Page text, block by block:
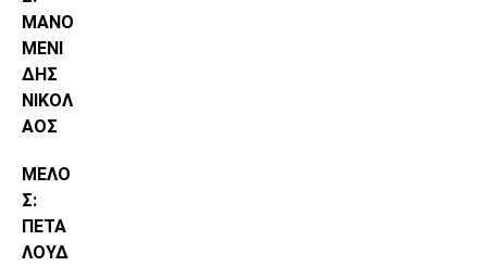
ΜΑΝΟ
ΜΕΝΙ
ΔΗΣ
ΝΙΚΟΛ
ΑΟΣ
ΜΕΛΟ
Σ:
ΠΕΤΑ
ΛΟΥΔ